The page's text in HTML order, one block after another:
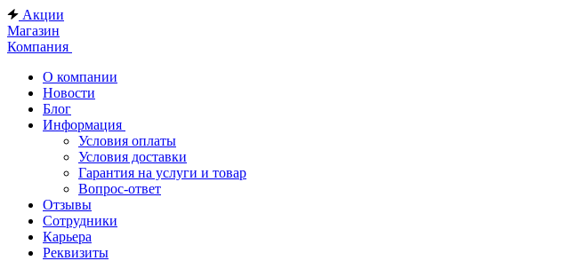
Акции
Магазин
Компания
О компании
Новости
Блог
Информация
Условия оплаты
Условия доставки
Гарантия на услуги и товар
Вопрос-ответ
Отзывы
Сотрудники
Карьера
Реквизиты